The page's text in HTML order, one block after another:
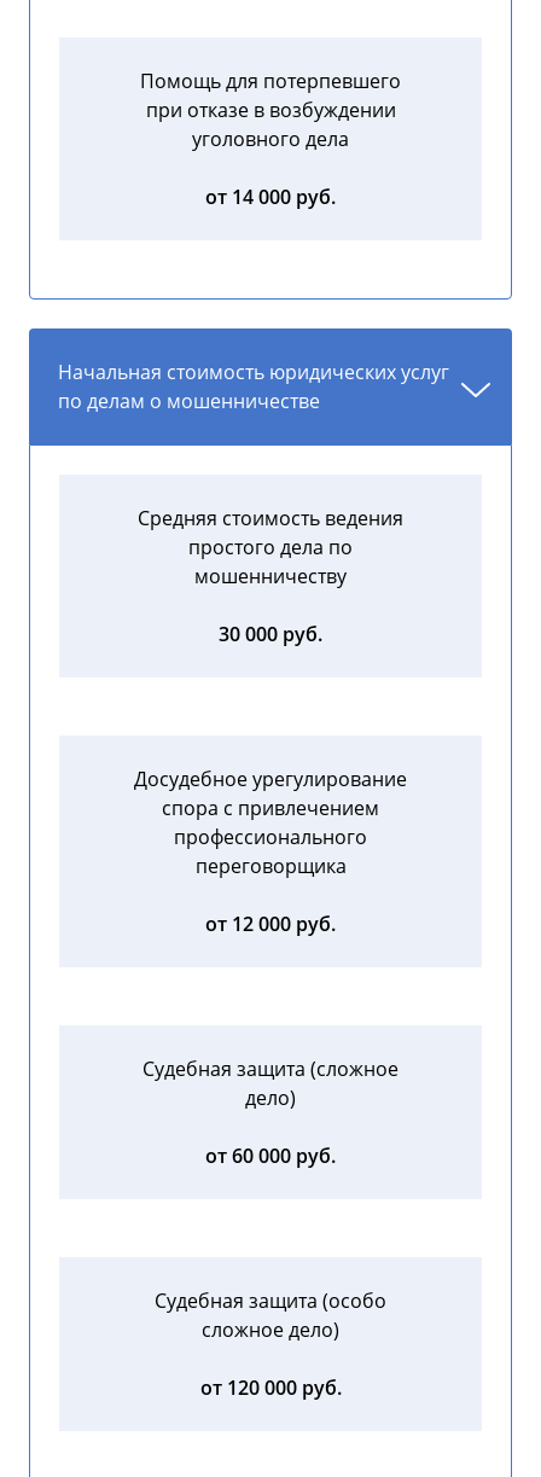
Помощь для потерпевшего
при отказе в возбуждении
уголовного дела
от 14 000 руб.
Начальная стоимость юридических услуг
по делам о мошенничестве
Средняя стоимость ведения
простого дела по
мошенничеству
30 000 руб.
Досудебное урегулирование
спора с привлечением
профессионального
переговорщика
от 12 000 руб.
Судебная защита (сложное
дело)
от 60 000 руб.
Судебная защита (особо
сложное дело)
от 120 000 руб.